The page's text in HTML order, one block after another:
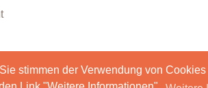
stimmen der Verwendung von